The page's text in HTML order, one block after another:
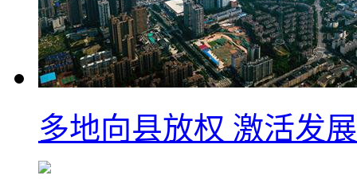
多地向县放权 激活发